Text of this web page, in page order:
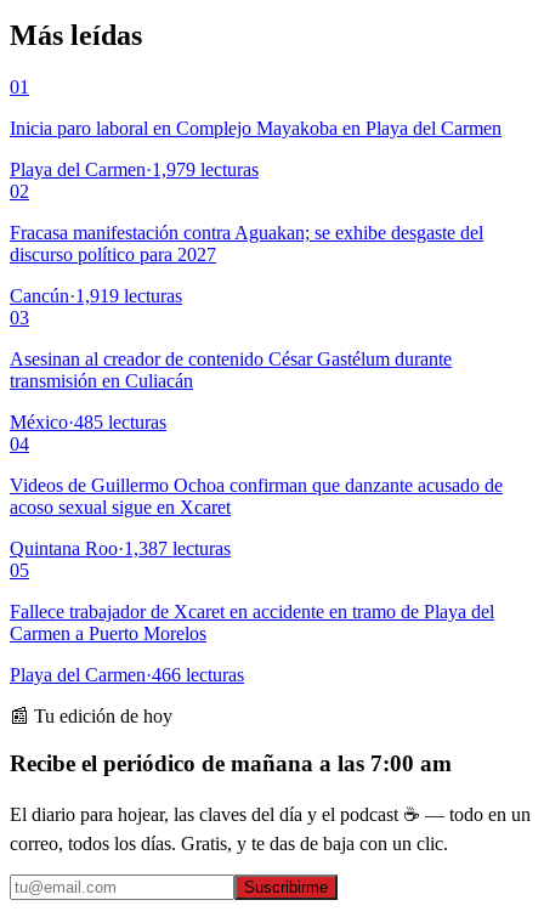
Más leídas
01
Inicia paro laboral en Complejo Mayakoba en Playa del Carmen
Playa del Carmen·1,979 lecturas
02
Fracasa manifestación contra Aguakan; se exhibe desgaste del
discurso político para 2027
Cancún·1,919 lecturas
03
Asesinan al creador de contenido César Gastélum durante
transmisión en Culiacán
México·485 lecturas
04
Videos de Guillermo Ochoa confirman que danzante acusado de
acoso sexual sigue en Xcaret
Quintana Roo·1,387 lecturas
05
Fallece trabajador de Xcaret en accidente en tramo de Playa del
Carmen a Puerto Morelos
Playa del Carmen·466 lecturas
📰 Tu edición de hoy
Recibe el periódico de mañana a las 7:00 am
El diario para hojear, las claves del día y el podcast ☕ — todo en un
correo, todos los días. Gratis, y te das de baja con un clic.
Suscribirme